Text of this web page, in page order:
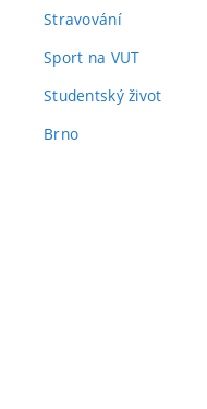
Stravování
Sport na VUT
Studentský život
Brno